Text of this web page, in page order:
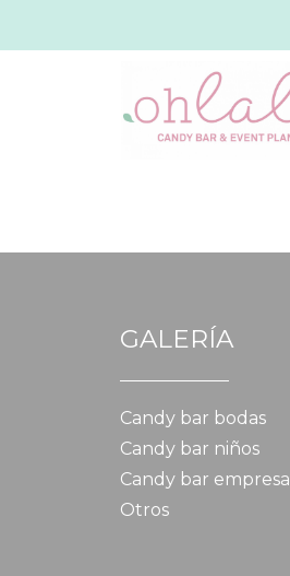
GALERÍA
Candy bar bodas
Candy bar niños
Candy bar empresa
Otros